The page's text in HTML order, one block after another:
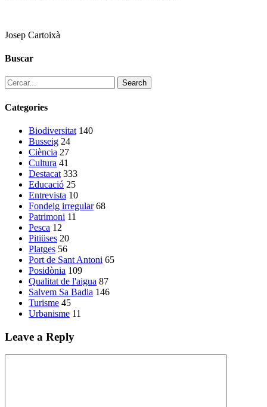
Josep Cartoixà
Buscar
Search
Categories
Biodiversitat 140
Busseig 24
Ciència 27
Cultura 41
Destacat 333
Educació 25
Entrevista 10
Fondeig irregular 68
Patrimoni 11
Pesca 12
Pitiüses 20
Platges 56
Port de Sant Antoni 65
Posidònia 109
Qualitat de l'aigua 87
Salvem Sa Badia 146
Turisme 45
Urbanisme 11
Leave a Reply